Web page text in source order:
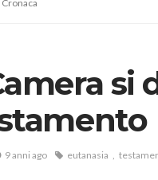
Cronaca
si
9 anni ago eutanasia